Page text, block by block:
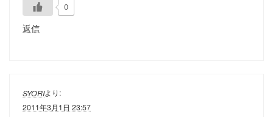
0
返信
SYORIより:
2011年3月1日 23:57